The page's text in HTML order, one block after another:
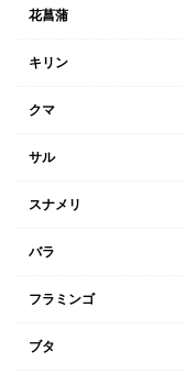
花菖蒲
キリン
クマ
サル
スナメリ
バラ
フラミンゴ
ブタ